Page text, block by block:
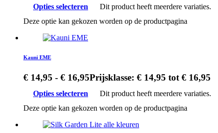
Opties selecteren
Dit product heeft meerdere variaties.
Deze optie kan gekozen worden op de productpagina
Kauni EME
€ 14,95 - € 16,95Prijsklasse: € 14,95 tot € 16,95
Opties selecteren
Dit product heeft meerdere variaties.
Deze optie kan gekozen worden op de productpagina